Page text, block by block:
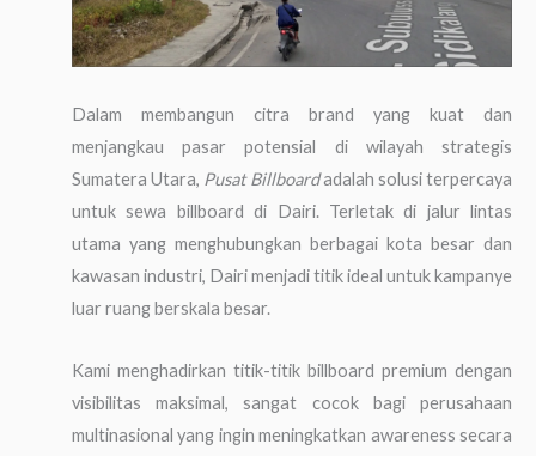
Dalam membangun citra brand yang kuat dan
menjangkau pasar potensial di wilayah strategis
Sumatera Utara, Pusat Billboardadalah solusi terpercaya
untuk sewa billboard di Dairi. Terletak di jalur lintas
utama yang menghubungkan berbagai kota besar dan
kawasan industri, Dairi menjadi titik ideal untuk kampanye
luar ruang berskala besar.
Kami menghadirkan titik-titik billboard premium dengan
visibilitas maksimal, sangat cocok bagi perusahaan
multinasional yang ingin meningkatkan awareness secara